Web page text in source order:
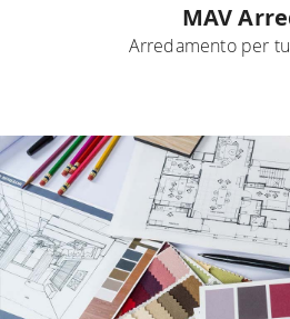
MAV
Arredamento per